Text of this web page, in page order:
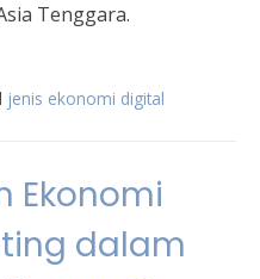
Tenggara.
jenis ekonomi digital
Ekonomi
dalam